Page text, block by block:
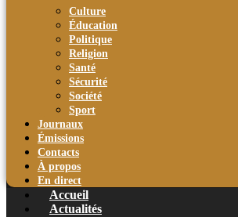
Culture
Éducation
Politique
Religion
Santé
Sécurité
Société
Sport
Journaux
Émissions
Contacts
À propos
En direct
Accueil
Actualités